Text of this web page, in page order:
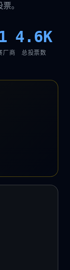
。
1
厂商
4.6K
总投票数